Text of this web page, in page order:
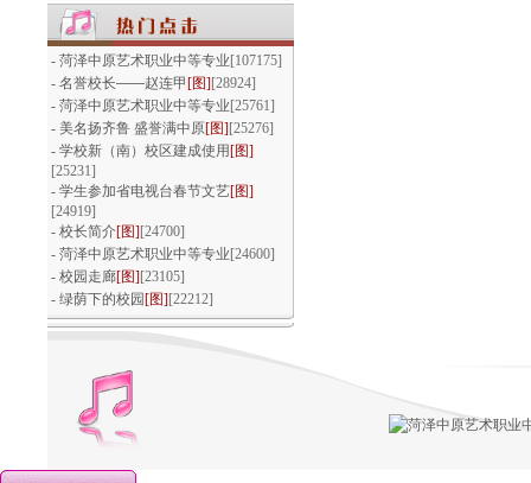
我们以青春的名义宣誓
回眸耕耘路·逐梦在中原
浓情重阳 敬老爱老
- 菏泽中原艺术职业中等专业 [107175]
- 名誉校长——赵连甲 [图] [28924]
- 菏泽中原艺术职业中等专业 [25761]
- 美名扬齐鲁 盛誉满中原[图] [25276]
- 学校新（南）校区建成使用 [图]
[25231]
- 学生参加省电视台春节文艺[图]
[24919]
- 校长简介[图] [24700]
- 菏泽中原艺术职业中等专业 [24600]
- 校园走廊[图] [23105]
- 绿荫下的校园 [图] [22212]